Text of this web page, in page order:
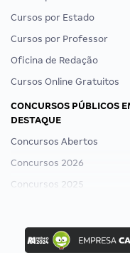
Cursos por Estado
Cursos por Professor
Oficina de Redação
Cursos Online Gratuitos
CONCURSOS PÚBLICOS
DESTAQUE
Concursos Abertos
Concursos 2026
Concursos 2025
Concurso Ibama
Concurso MPU